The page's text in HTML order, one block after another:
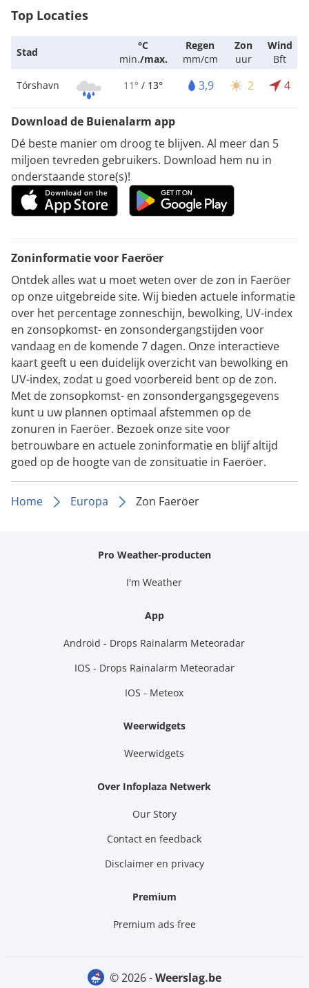
Top Locaties
Stad
°C
min./max.
Regen
mm/cm
Zon
uur
Wind
Bft
Tórshavn
11° / 13° 3,9 2 4
Download de Buienalarm app
Dé beste manier om droog te blijven. Al meer dan 5
miljoen tevreden gebruikers. Download hem nu in
onderstaande store(s)!
Zoninformatie voor Faeröer
Ontdek alles wat u moet weten over de zon in Faeröer
op onze uitgebreide site. Wij bieden actuele informatie
over het percentage zonneschijn, bewolking, UV-index
en zonsopkomst- en zonsondergangstijden voor
vandaag en de komende 7 dagen. Onze interactieve
kaart geeft u een duidelijk overzicht van bewolking en
UV-index, zodat u goed voorbereid bent op de zon.
Met de zonsopkomst- en zonsondergangsgegevens
kunt u uw plannen optimaal afstemmen op de
zonuren in Faeröer. Bezoek onze site voor
betrouwbare en actuele zoninformatie en blijf altijd
goed op de hoogte van de zonsituatie in Faeröer.
Home Europa Zon Faeröer
Pro Weather-producten
I'm Weather
App
Android - Drops Rainalarm Meteoradar
IOS - Drops Rainalarm Meteoradar
IOS - Meteox
Weerwidgets
Weerwidgets
Over Infoplaza Netwerk
Our Story
Contact en feedback
Disclaimer en privacy
Premium
Premium ads free
© 2026 -
weerslag.be